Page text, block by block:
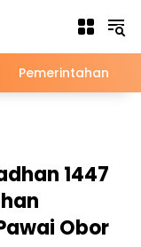
Pemerintahan
1447
Obor